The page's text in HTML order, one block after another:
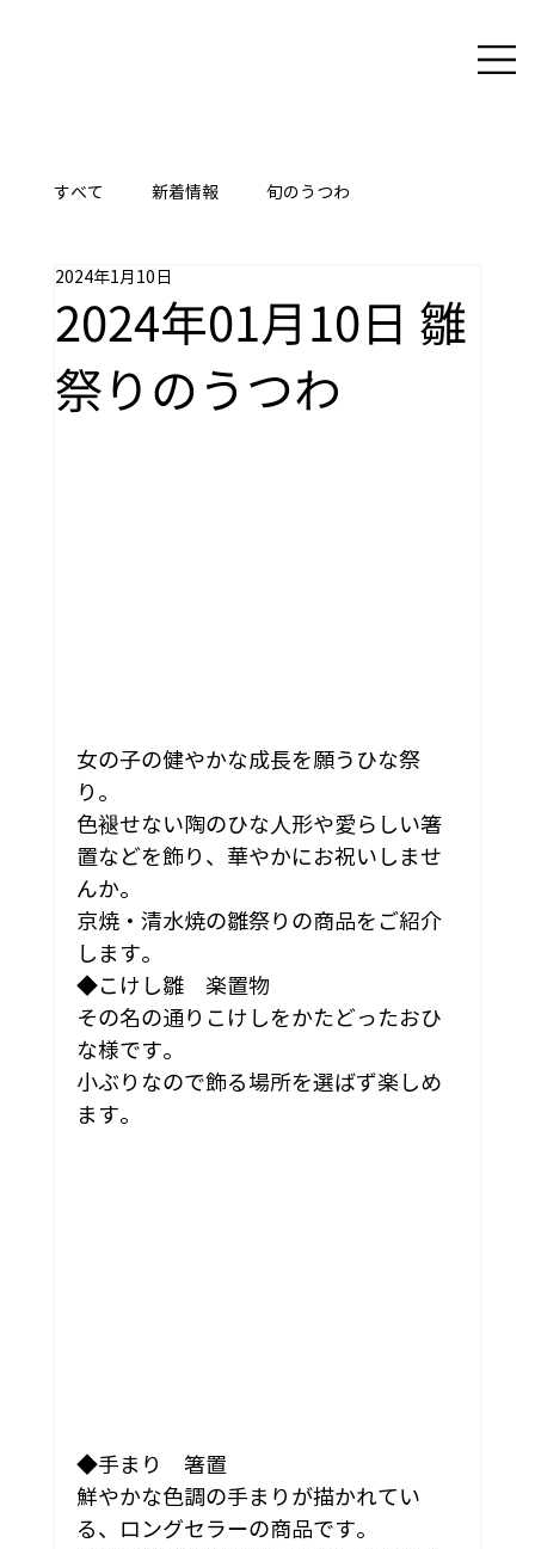
すべて 新着情報 旬のうつわ
ここに技あり
2024年01月10日 雛
祭りのうつわ
2024年1月10日
女の子の健やかな成長を願うひな祭
り。
色褪せない陶のひな人形や愛らしい箸
置などを飾り、華やかにお祝いしませ
んか。
京焼・清水焼の雛祭りの商品をご紹介
します。
◆こけし雛　楽置物
その名の通りこけしをかたどったおひ
な様です。
小ぶりなので飾る場所を選ばず楽しめ
ます。
◆手まり　箸置
鮮やかな色調の手まりが描かれてい
る、ロングセラーの商品です。